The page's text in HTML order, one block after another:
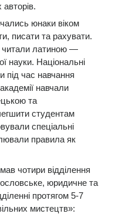
юнаки віком
писати та рахувати.
читали латиною —
науки. Національні
під час навчання
навчали
та
студентам
спеціальні
правила як
чотири відділення
юридичне та
протягом 5-7
мистецтв»: